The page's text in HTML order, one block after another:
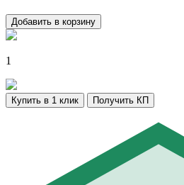
Добавить в корзину
1
Купить в 1 клик Получить КП